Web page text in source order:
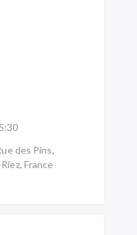
des Pins,
France